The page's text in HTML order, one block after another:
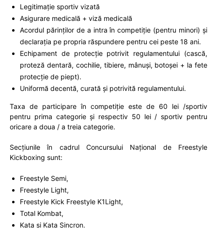
Legitimație sportiv vizată
Asigurare medicală + viză medicală
Acordul părinților de a intra în competiție (pentru minori) și
declarația pe propria răspundere pentru cei peste 18 ani.
Echipament de protecție potrivit regulamentului (cască,
proteză dentară, cochilie, tibiere, mânuși, botoșei + la fete
protecție de piept).
Uniformă decentă, curată și potrivită regulamentului.
Taxa de participare în competiție este de 60 lei /sportiv
pentru prima categorie și respectiv 50 lei / sportiv pentru
oricare a doua / a treia categorie.
Secțiunile în cadrul Concursului Național de Freestyle
Kickboxing sunt:
Freestyle Semi,
Freestyle Light,
Freestyle Kick Freestyle K1Light,
Total Kombat,
Kata si Kata Sincron.